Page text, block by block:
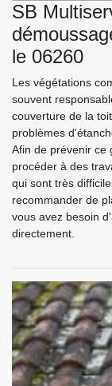
SB
le 06260
Les végétations
souvent
couverture de la
problèmes
Afin de prévenir ce
procéder à des
qui sont très
recommander de
vous avez besoin
directement.